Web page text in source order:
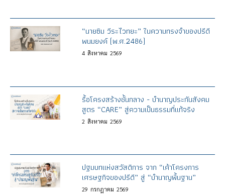
“นายซิม วีระไวทยะ” ในความทรงจำของปรีดี
พนมยงค์ (พ.ศ.2486)
4 สิงหาคม 2569
รื้อโครงสร้างชั้นกลาง - บำนาญประกันสังคม
สูตร “CARE” สู่ความเป็นธรรมที่แท้จริง
2 สิงหาคม 2569
ปฐมบทแห่งสวัสดิการ จาก “เค้าโครงการ
เศรษฐกิจของปรีดี” สู่ “บำนาญพื้นฐาน”
29 กรกฎาคม 2569